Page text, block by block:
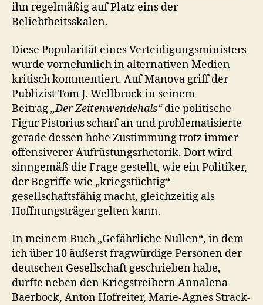
ihn regelmäßig auf Platz eins der
Beliebtheitsskalen.
Diese Popularität eines Verteidigungsministers
wurde vornehmlich in alternativen Medien
kritisch kommentiert. Auf Manova griff der
Publizist Tom J. Wellbrock in seinem
Beitrag„Der Zeitenwendehals“die politische
Figur Pistorius scharf an und problematisierte
gerade dessen hohe Zustimmung trotz immer
offensiverer Aufrüstungsrhetorik. Dort wird
sinngemäß die Frage gestellt, wie ein Politiker,
der Begriffe wie „kriegstüchtig“
gesellschaftsfähig macht, gleichzeitig als
Hoffnungsträger gelten kann.
In meinem Buch „Gefährliche Nullen“, in dem
ich über 10 äußerst fragwürdige Personen der
deutschen Gesellschaft geschrieben habe,
durfte neben den Kriegstreibern Annalena
Baerbock, Anton Hofreiter, Marie-Agnes Strack-